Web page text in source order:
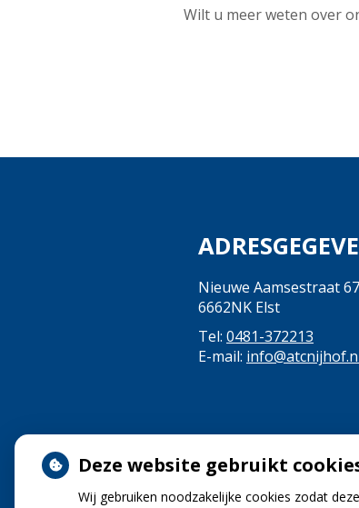
Wilt u meer weten over
Nieuwe Aamsestraat
6662NK Elst
Tel: 0481-372213
E-mail:
Deze website gebruikt
Wij gebruiken noodzakelijke cookies zodat